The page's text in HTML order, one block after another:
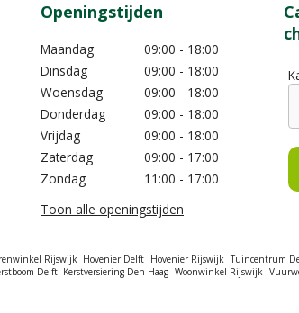
Openingstijden
Maandag
09:00 - 18:00
Dinsdag
09:00 - 18:00
Woensdag
09:00 - 18:00
Donderdag
09:00 - 18:00
Vrijdag
09:00 - 18:00
Zaterdag
09:00 - 17:00
Zondag
11:00 - 17:00
Toon alle openingstijden
Rijswijk Hovenier Delft Hovenier Rijswijk Tuincentrum
Delft Kerstversiering Den Haag Woonwinkel Rijswijk